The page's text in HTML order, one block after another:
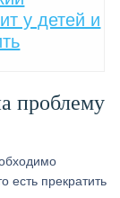
у детей и
проблему
есть прекратить